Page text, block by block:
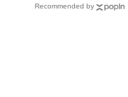
Recommended by